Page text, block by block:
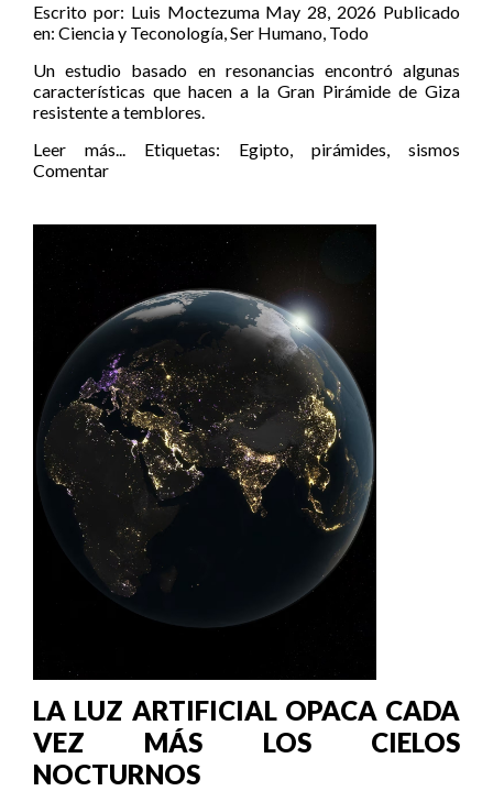
Escrito por: Luis Moctezuma May 28, 2026 Publicado
en: Ciencia y Teconología,Ser Humano, Todo
Un estudio basado en resonancias encontró algunas
características que hacen a la Gran Pirámide de Giza
resistente a temblores.
Leer más...
Etiquetas: Egipto, pirámides, sismos
Comentar
LA LUZ ARTIFICIAL OPACA CADA
VEZ MÁS LOS CIELOS
NOCTURNOS